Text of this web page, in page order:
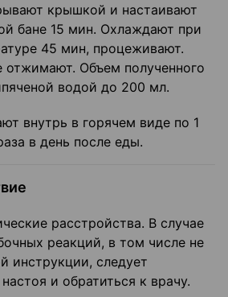
крышкой и настаивают
бане 15 мин. Охлаждают при
45 мин, процеживают.
отжимают. Объем полученного
водой до 200 мл.
внутрь в горячем виде по 1
в день после еды.
расстройства. В случае
реакций, в том числе не
инструкции, следует
и обратиться к врачу.